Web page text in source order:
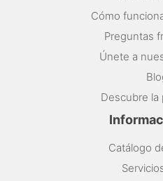
Cómo
Preguntas
Únete a
Descubre la
Catálogo